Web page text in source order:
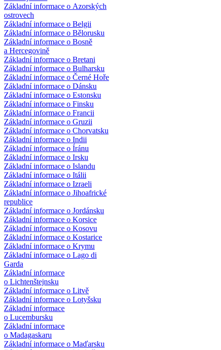
Základní informace o Azorských
ostrovech
Základní informace o Belgii
Základní informace o Bělorusku
Základní informace o Bosně
a Hercegovině
Základní informace o Bretani
Základní informace o Bulharsku
Základní informace o Černé Hoře
Základní informace o Dánsku
Základní informace o Estonsku
Základní informace o Finsku
Základní informace o Francii
Základní informace o Gruzii
Základní informace o Chorvatsku
Základní informace o Indii
Základní informace o Íránu
Základní informace o Irsku
Základní informace o Islandu
Základní informace o Itálii
Základní informace o Izraeli
Základní informace o Jihoafrické
republice
Základní informace o Jordánsku
Základní informace o Korsice
Základní informace o Kosovu
Základní informace o Kostarice
Základní informace o Krymu
Základní informace o Lago di
Garda
Základní informace
o Lichtenštejnsku
Základní informace o Litvě
Základní informace o Lotyšsku
Základní informace
o Lucembursku
Základní informace
o Madagaskaru
Základní informace o Maďarsku